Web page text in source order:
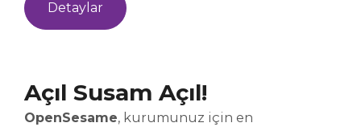
Detaylar
Açıl Susam Açıl!
OpenSesame, kurumunuz için en